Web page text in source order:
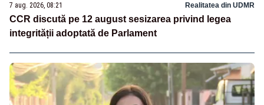
7 aug. 2026, 08:21 Realitatea din UDMR
CCR discută pe 12 august sesizarea privind legea
integrității adoptată de Parlament